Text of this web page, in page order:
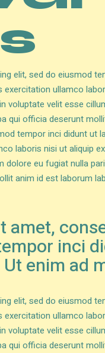
elit, sed do eiusmod
ullamco
voluptate velit esse
qui officia deserunt
tempor inci didunt ut
laboris nisi ut aliquip
dolore eu fugiat nulla
anim id est laborum
amet,
inci
enim ad
elit, sed do eiusmod
ullamco
voluptate velit esse
qui officia deserunt